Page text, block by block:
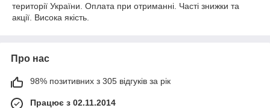
території України. Оплата при отриманні. Часті знижки та
акції. Висока якість.
Про нас
98% позитивних з 305 відгуків за рік
Працює з 02.11.2014